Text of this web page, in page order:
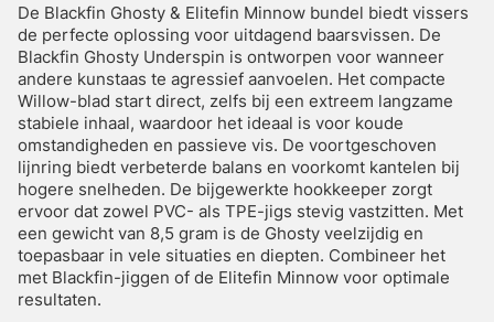
De Blackfin Ghosty & Elitefin Minnow bundel biedt vissers
de perfecte oplossing voor uitdagend baarsvissen. De
Blackfin Ghosty Underspin is ontworpen voor wanneer
andere kunstaas te agressief aanvoelen. Het compacte
Willow-blad start direct, zelfs bij een extreem langzame
stabiele inhaal, waardoor het ideaal is voor koude
omstandigheden en passieve vis. De voortgeschoven
lijnring biedt verbeterde balans en voorkomt kantelen bij
hogere snelheden. De bijgewerkte hookkeeper zorgt
ervoor dat zowel PVC- als TPE-jigs stevig vastzitten. Met
een gewicht van 8,5 gram is de Ghosty veelzijdig en
toepasbaar in vele situaties en diepten. Combineer het
met Blackfin-jiggen of de Elitefin Minnow voor optimale
resultaten.